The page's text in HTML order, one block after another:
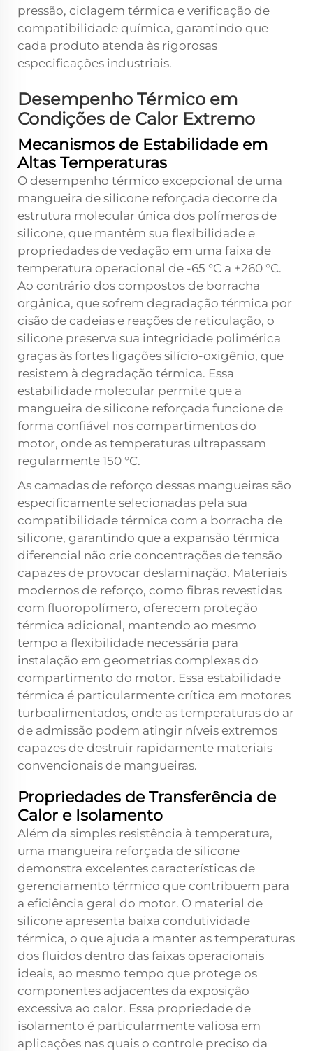
pressão, ciclagem térmica e verificação de
compatibilidade química, garantindo que
cada produto atenda às rigorosas
especificações industriais.
Desempenho Térmico em
Condições de Calor Extremo
Mecanismos de Estabilidade em
Altas Temperaturas
O desempenho térmico excepcional de uma
mangueira de silicone reforçada decorre da
estrutura molecular única dos polímeros de
silicone, que mantêm sua flexibilidade e
propriedades de vedação em uma faixa de
temperatura operacional de -65 °C a +260 °C.
Ao contrário dos compostos de borracha
orgânica, que sofrem degradação térmica por
cisão de cadeias e reações de reticulação, o
silicone preserva sua integridade polimérica
graças às fortes ligações silício-oxigênio, que
resistem à degradação térmica. Essa
estabilidade molecular permite que a
mangueira de silicone reforçada funcione de
forma confiável nos compartimentos do
motor, onde as temperaturas ultrapassam
regularmente 150 °C.
As camadas de reforço dessas mangueiras são
especificamente selecionadas pela sua
compatibilidade térmica com a borracha de
silicone, garantindo que a expansão térmica
diferencial não crie concentrações de tensão
capazes de provocar deslaminação. Materiais
modernos de reforço, como fibras revestidas
com fluoropolímero, oferecem proteção
térmica adicional, mantendo ao mesmo
tempo a flexibilidade necessária para
instalação em geometrias complexas do
compartimento do motor. Essa estabilidade
térmica é particularmente crítica em motores
turboalimentados, onde as temperaturas do ar
de admissão podem atingir níveis extremos
capazes de destruir rapidamente materiais
convencionais de mangueiras.
Propriedades de Transferência de
Calor e Isolamento
Além da simples resistência à temperatura,
uma mangueira reforçada de silicone
demonstra excelentes características de
gerenciamento térmico que contribuem para
a eficiência geral do motor. O material de
silicone apresenta baixa condutividade
térmica, o que ajuda a manter as temperaturas
dos fluidos dentro das faixas operacionais
ideais, ao mesmo tempo que protege os
componentes adjacentes da exposição
excessiva ao calor. Essa propriedade de
isolamento é particularmente valiosa em
aplicações nas quais o controle preciso da